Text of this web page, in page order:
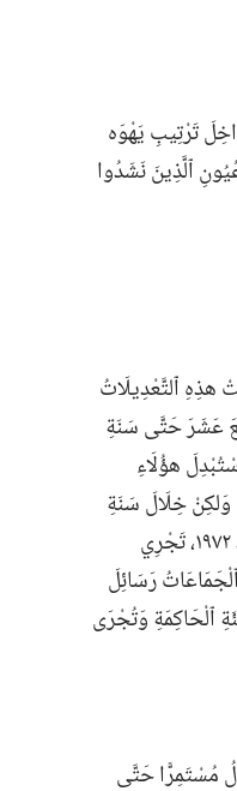
تَرْتِيبِ يَهْوَه
ٱلَّذِينَ نَشَدُوا
هذِهِ ٱلتَّعْدِيلَاتُ
عَشَرَ حَتَّى سَنَةِ
ٱلْجَمَاعَةِ يَقْتَرِعُونَ لِتَعْيِينِ ٱلشُّيُوخِ وَٱلشَّمَامِسَةِ.‏ وَفِي سَنَةِ ١٩٣٢ ٱسْتُبْدِلَ هؤُلَاءِ
وَلكِنْ خِلَالَ سَنَةِ
١٩٣٨،‏ صُنِعَتِ ٱلتَّرْتِيبَاتُ لِتَعْيِينِ كُلِّ ٱلْخُدَّامِ فِي ٱلْجَمَاعَةِ بِطَرِيقَةٍ ثِيُوقْرَاطِيَّةٍ.‏ وَمُنْذُ ١٩٧٢،‏ تَجْرِي
رَسَائِلَ
ٱلْحَاكِمَةِ وَتُجْرَى
مُسْتَمِرًّا حَتَّى